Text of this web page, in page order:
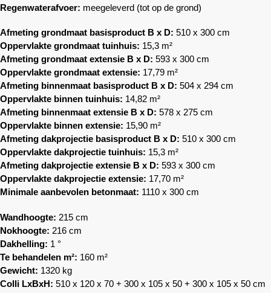
Regenwaterafvoer: meegeleverd (tot op de grond)
Afmeting grondmaat basisproduct B x D: 510 x 300 cm
Oppervlakte grondmaat tuinhuis: 15,3 m²
Afmeting grondmaat extensie B x D: 593 x 300 cm
Oppervlakte grondmaat extensie: 17,79 m²
Afmeting binnenmaat basisproduct B x D: 504 x 294 cm
Oppervlakte binnen tuinhuis: 14,82 m²
Afmeting binnenmaat extensie B x D: 578 x 275 cm
Oppervlakte binnen extensie: 15,90 m²
Afmeting dakprojectie basisproduct B x D: 510 x 300 cm
Oppervlakte dakprojectie tuinhuis: 15,3 m²
Afmeting dakprojectie extensie B x D: 593 x 300 cm
Oppervlakte dakprojectie extensie: 17,70 m²
Minimale aanbevolen betonmaat: 1110 x 300 cm
Wandhoogte: 215 cm
Nokhoogte: 216 cm
Dakhelling: 1 °
Te behandelen m²: 160 m²
Gewicht: 1320 kg
Colli LxBxH: 510 x 120 x 70 + 300 x 105 x 50 + 300 x 105 x 50 cm